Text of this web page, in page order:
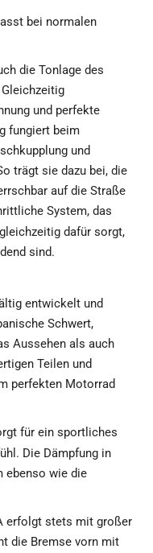
bei normalen
die Tonlage des
und perfekte
fungiert beim
und
trägt sie dazu bei, die
auf die Straße
System, das
dafür sorgt,
sind.
entwickelt und
Schwert,
Aussehen als auch
Teilen und
perfekten Motorrad
für ein sportliches
Die Dämpfung in
ebenso wie die
erfolgt stets mit großer
die Bremse vorn mit